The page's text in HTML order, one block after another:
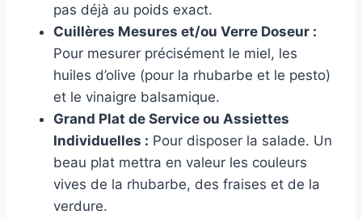
pas déjà au poids exact.
Cuillères Mesures et/ou Verre Doseur :
Pour mesurer précisément le miel, les
huiles d’olive (pour la rhubarbe et le pesto)
et le vinaigre balsamique.
Grand Plat de Service ou Assiettes
Individuelles : Pour disposer la salade. Un
beau plat mettra en valeur les couleurs
vives de la rhubarbe, des fraises et de la
verdure.